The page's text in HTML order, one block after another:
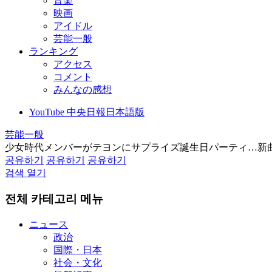
映画
アイドル
芸能一般
ランキング
アクセス
コメント
みんなの感想
YouTube 中央日報日本語版
芸能一般
少女時代メンバーがテヨンにサプライズ誕生日パーティ…新
공유하기
공유하기
공유하기
검색 열기
전체 카테고리 메뉴
ニュース
政治
国際・日本
社会・文化